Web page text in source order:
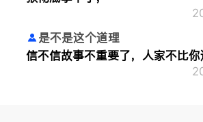
是不是这个道理
信不信故事不重要了，人家不比